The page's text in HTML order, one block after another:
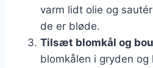
varm lidt olie og
de er bløde.
Tilsæt blomkål og
blomkålen i gryden